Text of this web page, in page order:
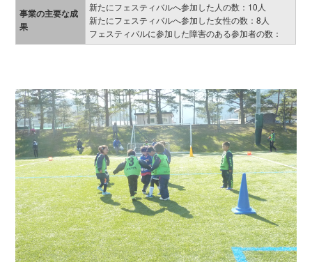
事業の主要な成
果
新たにフェスティバルへ参加した人の数：10人
新たにフェスティバルへ参加した女性の数：8人
フェスティバルに参加した障害のある参加者の数：